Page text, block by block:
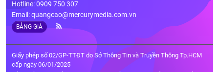
Hotline: 0909 750 307
Email:quangcao@mercurymedia.com.vn
BẢNG GIÁ
Giấy phép số 02/GP-TTĐT do Sở Thông Tin và Truyền Thông Tp.HCM
cấp ngày 06/01/2025